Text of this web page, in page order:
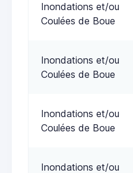
Inondations et/ou
Coulées de Boue
Inondations et/ou
Coulées de Boue
Inondations et/ou
Coulées de Boue
Inondations et/ou